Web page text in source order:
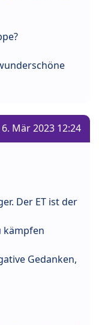
6. Mär 2023 12:24
Der ET ist der
kämpfen
Gedanken,